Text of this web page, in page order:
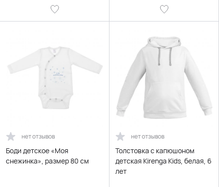
нет отзывов
Боди детское «Моя
снежинка», размер 80 см
нет отзывов
Толстовка с капюшоном
детская Kirenga Kids, белая, 6
лет